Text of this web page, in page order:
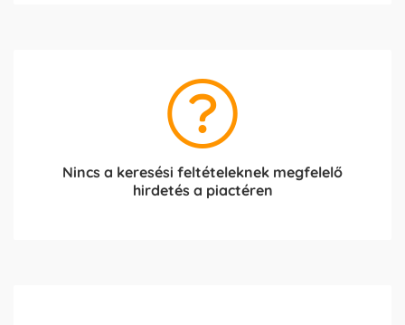
Nincs a keresési feltételeknek megfelelő
hirdetés a piactéren